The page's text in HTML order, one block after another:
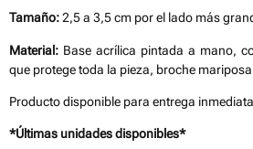
Tamaño:2,5 a 3,5 cm por el lado más
Material: Base acrílica pintada a mano,
que protege toda la pieza, broche
Producto disponible para entrega
*Últimas unidades disponibles*